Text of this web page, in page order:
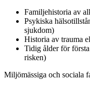
Familjehistoria av
Psykiska
sjukdom)
Historia av trauma
Tidig ålder för
risken)
Miljömässiga och sociala